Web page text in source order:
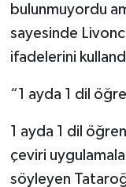
bulunmuyordu
sayesinde
ifadelerini
“1 ayda 1 dil
1 ayda 1 dil
çeviri
söyleyen